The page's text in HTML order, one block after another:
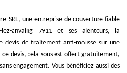
SRL, une entreprise de couverture fiable
anvaing 7911 et ses alentours, la
devis de traitement anti-mousse sur une
devis, cela vous est offert gratuitement,
engagement. Vous bénéficiez aussi des